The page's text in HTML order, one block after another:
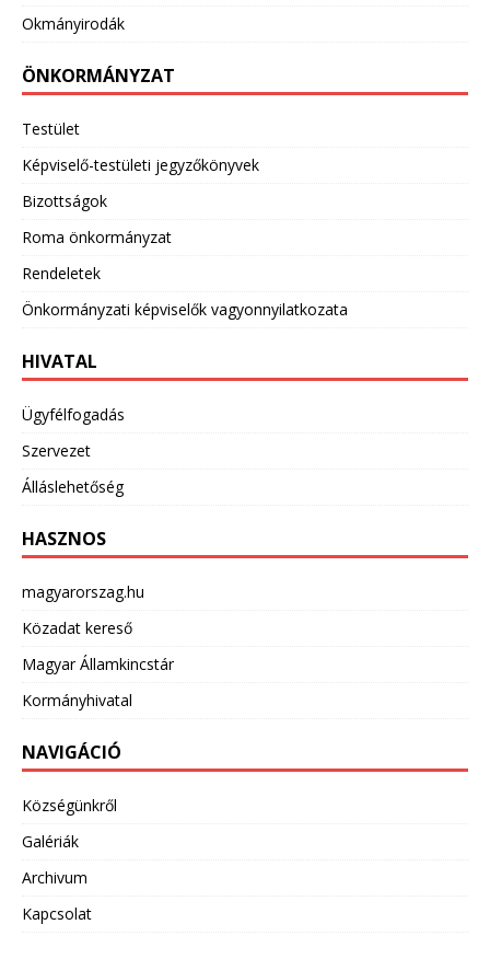
Okmányirodák
ÖNKORMÁNYZAT
Testület
Képviselő-testületi jegyzőkönyvek
Bizottságok
Roma önkormányzat
Rendeletek
Önkormányzati képviselők vagyonnyilatkozata
HIVATAL
Ügyfélfogadás
Szervezet
Álláslehetőség
HASZNOS
magyarorszag.hu
Közadat kereső
Magyar Államkincstár
Kormányhivatal
NAVIGÁCIÓ
Községünkről
Galériák
Archivum
Kapcsolat